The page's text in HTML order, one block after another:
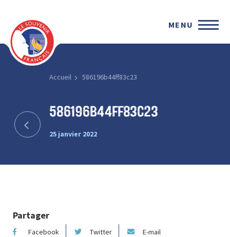
MENU
Accueil 586196b44ff83c23
586196b44ff83c23
25 janvier 2022
Partager
Facebook Twitter E-mail